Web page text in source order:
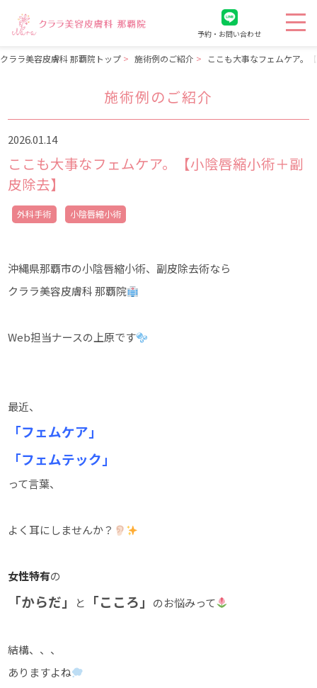
予約・お問い合わせ
クララ美容皮膚科 那覇院トップ 施術例のご紹介 ここも大事なフェムケア。
施術例のご紹介
2026.01.14
ここも大事なフェムケア。【小陰唇縮小術＋副
皮除去】
外科手術 小陰唇縮小術
沖縄県那覇市の小陰唇縮小術、副皮除去術なら
クララ美容皮膚科 那覇院
Web担当ナースの上原です
最近、
「フェムケア」
「フェムテック」
って言葉、
よく耳にしませんか？
女性特有の
「からだ」 と 「こころ」 のお悩みって
結構、、、
ありますよね